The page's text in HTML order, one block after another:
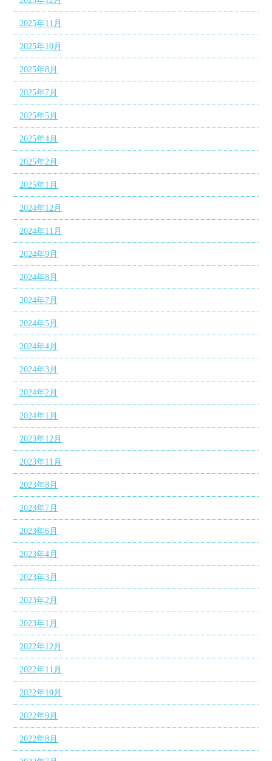
2025年11月
2025年10月
2025年8月
2025年7月
2025年5月
2025年4月
2025年2月
2025年1月
2024年12月
2024年11月
2024年9月
2024年8月
2024年7月
2024年5月
2024年4月
2024年3月
2024年2月
2024年1月
2023年12月
2023年11月
2023年8月
2023年7月
2023年6月
2023年4月
2023年3月
2023年2月
2023年1月
2022年12月
2022年11月
2022年10月
2022年9月
2022年8月